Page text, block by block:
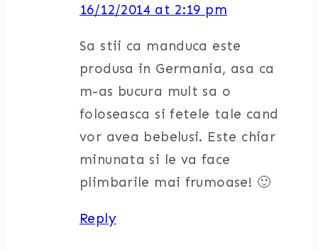
16/12/2014 at 2:19 pm
Sa stii ca manduca este
produsa in Germania, asa ca
m-as bucura mult sa o
foloseasca si fetele tale cand
vor avea bebelusi. Este chiar
minunata si le va face
plimbarile mai frumoase! 🙂
Reply